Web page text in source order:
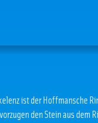
ist der Hoffmansche
den Stein aus dem